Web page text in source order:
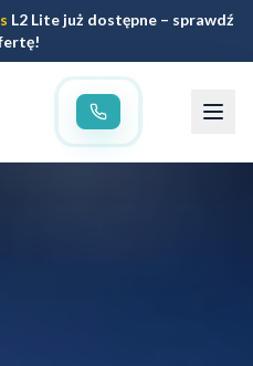
L2 Lite już dostępne – sprawdź